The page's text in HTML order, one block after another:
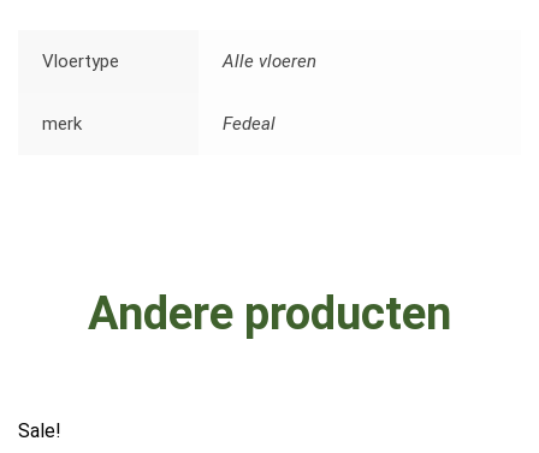
Vloertype Alle vloeren
merk Fedeal
Andere producten
Sale!